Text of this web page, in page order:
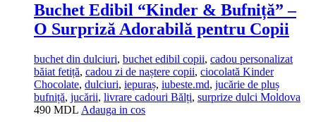
Buchet Edibil “Kinder & Bufniță” –
O Surpriză Adorabilă pentru Copii
buchet din dulciuri, buchet edibil copii, cadou personalizat
băiat fetiță, cadou zi de naștere copii, ciocolată Kinder
Chocolate, dulciuri, iepuraș, iubeste.md, jucărie de pluș
bufniță, jucării, livrare cadouri Bălți, surprize dulci Moldova
490 MDL Adauga in cos